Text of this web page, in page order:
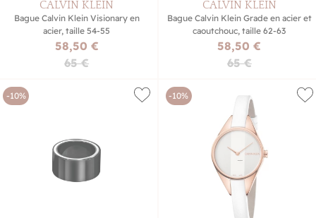
CALVIN KLEIN
Bague Calvin Klein Visionary en
acier, taille 54-55
58,50 €
65 €
CALVIN KLEIN
Bague Calvin Klein Grade en acier et
caoutchouc, taille 62-63
58,50 €
65 €
-10% -10%